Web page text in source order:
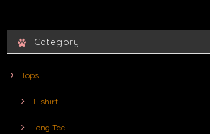
Category
Tops
T-shirt
Long Tee